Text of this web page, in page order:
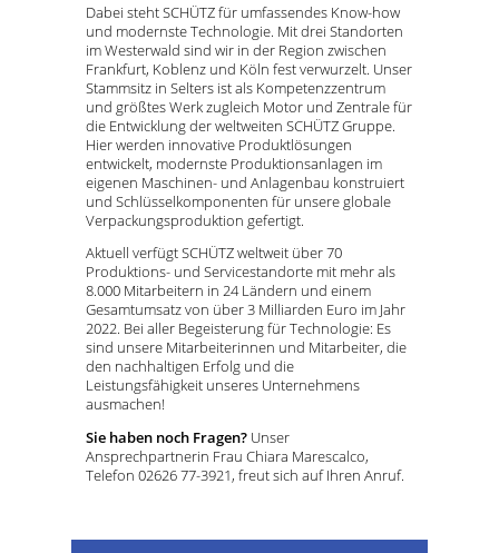
Dabei steht SCHÜTZ für umfassendes Know-how
und modernste Technologie. Mit drei Standorten
im Westerwald sind wir in der Region zwischen
Frankfurt, Koblenz und Köln fest verwurzelt. Unser
Stammsitz in Selters ist als Kompetenzzentrum
und größtes Werk zugleich Motor und Zentrale für
die Entwicklung der weltweiten SCHÜTZ Gruppe.
Hier werden innovative Produktlösungen
entwickelt, modernste Produktionsanlagen im
eigenen Maschinen- und Anlagenbau konstruiert
und Schlüsselkomponenten für unsere globale
Verpackungsproduktion gefertigt.
Aktuell verfügt SCHÜTZ weltweit über 70
Produktions- und Servicestandorte mit mehr als
8.000 Mitarbeitern in 24 Ländern und einem
Gesamtumsatz von über 3 Milliarden Euro im Jahr
2022. Bei aller Begeisterung für Technologie: Es
sind unsere Mitarbeiterinnen und Mitarbeiter, die
den nachhaltigen Erfolg und die
Leistungsfähigkeit unseres Unternehmens
ausmachen!
Sie haben noch Fragen? Unser
Ansprechpartnerin Frau Chiara Marescalco,
Telefon 02626 77-3921, freut sich auf Ihren Anruf.